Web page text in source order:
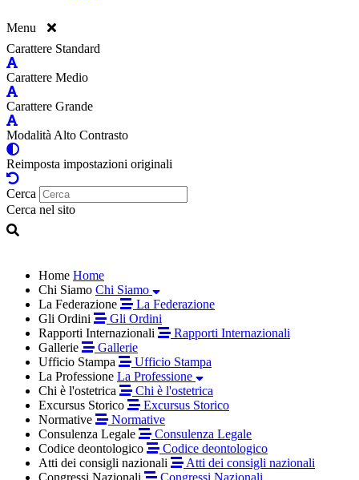
Menu
Carattere Standard
Carattere Medio
Carattere Grande
Modalità Alto Contrasto
Reimposta impostazioni originali
Cerca
Cerca nel sito
Home Home
Chi Siamo Chi Siamo
La Federazione
La Federazione
Gli Ordini
Gli Ordini
Rapporti Internazionali
Rapporti Internazionali
Gallerie
Gallerie
Ufficio Stampa
Ufficio Stampa
La Professione La Professione
Chi è l'ostetrica
Chi è l'ostetrica
Excursus Storico
Excursus Storico
Normative
Normative
Consulenza Legale
Consulenza Legale
Codice deontologico
Codice deontologico
Atti dei consigli nazionali
Atti dei consigli nazionali
Congressi Nazionali
Congressi Nazionali